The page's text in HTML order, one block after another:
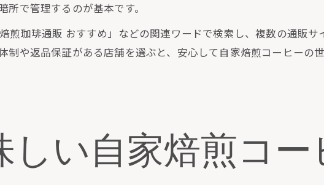
所で管理するのが基本です。
煎珈琲通販 おすすめ」などの関連ワードで検索し、複数の通販
制や返品保証がある店舗を選ぶと、安心して自家焙煎コーヒーの
しい自家焙煎コ